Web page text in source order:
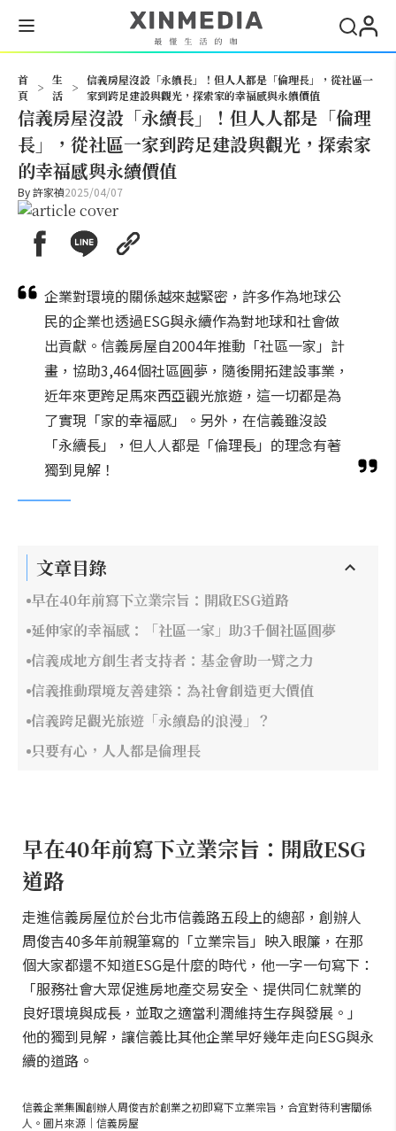
首
頁
>
生
活
>
信義房屋沒設「永續長」！但人人都是「倫理長」，從社區一
家到跨足建設與觀光，探索家的幸福感與永續價值
信義房屋沒設「永續長」！但人人都是「倫理
長」，從社區一家到跨足建設與觀光，探索家
的幸福感與永續價值
By許家禎2025/04/07
企業對環境的關係越來越緊密，許多作為地球公
民的企業也透過ESG與永續作為對地球和社會做
出貢獻。信義房屋自2004年推動「社區一家」計
畫，協助3,464個社區圓夢，隨後開拓建設事業，
近年來更跨足馬來西亞觀光旅遊，這一切都是為
了實現「家的幸福感」。另外，在信義雖沒設
「永續長」，但人人都是「倫理長」的理念有著
獨到見解！
文章目錄
早在40年前寫下立業宗旨：開啟ESG道路
延伸家的幸福感：「社區一家」助3千個社區圓夢
信義成地方創生者支持者：基金會助一臂之力
信義推動環境友善建築：為社會創造更大價值
信義跨足觀光旅遊「永續島的浪漫」？
只要有心，人人都是倫理長
早在40年前寫下立業宗旨：開啟ESG
道路
走進信義房屋位於台北市信義路五段上的總部，創辦人
周俊吉40多年前親筆寫的「立業宗旨」映入眼簾，在那
個大家都還不知道ESG是什麼的時代，他一字一句寫下：
「服務社會大眾促進房地產交易安全、提供同仁就業的
良好環境與成長，並取之適當利潤維持生存與發展。」
他的獨到見解，讓信義比其他企業早好幾年走向ESG與永
續的道路。
信義企業集團創辦人周俊吉於創業之初即寫下立業宗旨，合宜對待利害關係
人。圖片來源｜信義房屋